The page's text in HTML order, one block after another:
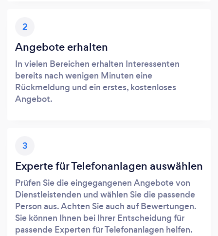
2
Angebote erhalten
In vielen Bereichen erhalten Interessenten
bereits nach wenigen Minuten eine
Rückmeldung und ein erstes, kostenloses
Angebot.
3
Experte für Telefonanlagen auswählen
Prüfen Sie die eingegangenen Angebote von
Dienstleistenden und wählen Sie die passende
Person aus. Achten Sie auch auf Bewertungen.
Sie können Ihnen bei Ihrer Entscheidung für
passende Experten für Telefonanlagen helfen.